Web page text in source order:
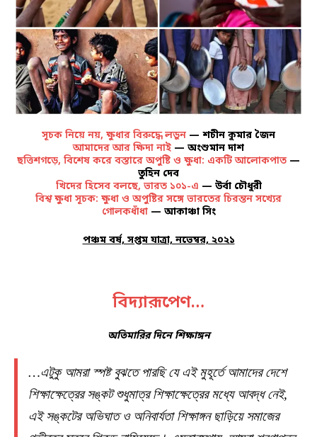
সূচক নিয়ে নয়, ক্ষুধার বিরুদ্ধে লড়ুন — শচীন কুমার জৈন
আমাদের আর ক্ষিদা নাই — অংশুমান দাশ
ছত্তিশগড়ে, বিশেষ করে বস্তারে অপুষ্টি ও ক্ষুধা: একটি আলোকপাত —
তুহিন দেব
খিদের হিসেব বলছে, ভারত ১০১-এ — উর্বা চৌধুরী
বিশ্ব ক্ষুধা সূচক: ক্ষুধা ও অপুষ্টির সঙ্গে ভারতের চিরন্তন সখ্যের
গোলকধাঁধা— আকাঞ্চা সিং
পঞ্চম বর্ষ, সপ্তম যাত্রা, নভেম্বর, ২০২১
বিদ্যারূপেণ…
অতিমারির দিনে শিক্ষাঙ্গন
…এটুকু আমরা স্পষ্ট বুঝতে পারছি যে এই মুহূর্তে আমাদের দেশে
শিক্ষাক্ষেত্রের সঙ্কট শুধুমাত্র শিক্ষাক্ষেত্রের মধ্যে আবদ্ধ নেই,
এই সঙ্কটের অভিঘাত ও অনিবার্যতা শিক্ষাঙ্গন ছাড়িয়ে সমাজের